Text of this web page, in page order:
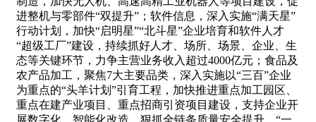
进整机与零部件“双提升”；软件信息，深入实施“满天星”
行动计划，加快“启明星”“北斗星”企业培育和软件人才
“超级工厂”建设，持续抓好人才、场所、场景、企业、生
态等关键环节，力争主营业务收入超过4000亿元；食品及
农产品加工，聚焦7大主要品类，深入实施以“三百”企业
为重点的“头羊计划”引育工程，加快推进重点加工园区、
重点在建产业项目、重点招商引资项目建设，支持企业开
展数字化、智能化改造，狠抓全链条质量安全提升。“一